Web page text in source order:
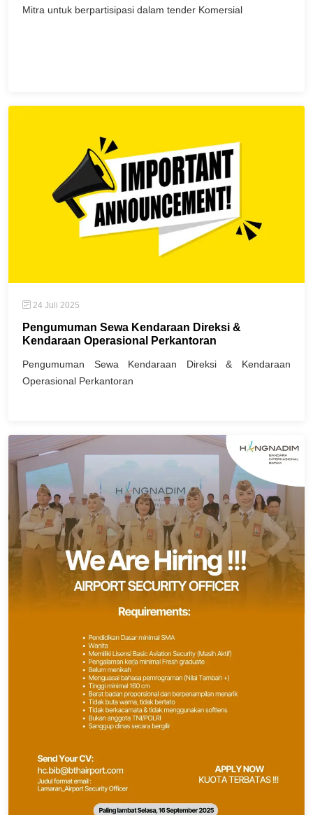
Mitra untuk berpartisipasi dalam tender Komersial
24 Juli 2025
Pengumuman Sewa Kendaraan Direksi &
Kendaraan Operasional Perkantoran
Pengumuman Sewa Kendaraan Direksi & Kendaraan
Operasional Perkantoran